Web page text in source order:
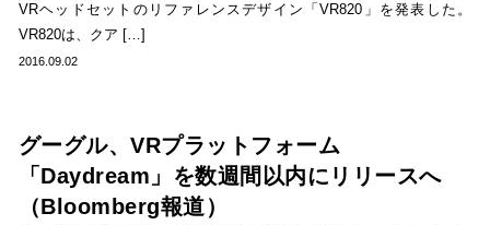
VRヘッドセットのリファレンスデザイン「VR820」を発表した。
VR820は、クア […]
2016.09.02
グーグル、VRプラットフォーム
「Daydream」を数週間以内にリリースへ
（Bloomberg報道）